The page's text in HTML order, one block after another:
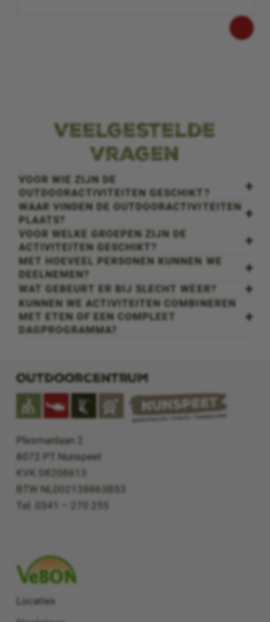
teambuilding gehad en het personeel praat er
Veelgestelde
vragen
VOOR WIE ZIJN DE
OUTDOORACTIVITEITEN GESCHIKT?
WAAR VINDEN DE OUTDOORACTIVITEITEN
PLAATS?
VOOR WELKE GROEPEN ZIJN DE
ACTIVITEITEN GESCHIKT?
MET HOEVEEL PERSONEN KUNNEN WE
DEELNEMEN?
WAT GEBEURT ER BIJ SLECHT WEER?
KUNNEN WE ACTIVITEITEN COMBINEREN
MET ETEN OF EEN COMPLEET
DAGPROGRAMMA?
Outdoorcentrum
Plesmanlaan 2
8072 PT Nunspeet
KVK 08208613
BTW NL002138863B53
Tel. 0341 – 270 255
Locaties